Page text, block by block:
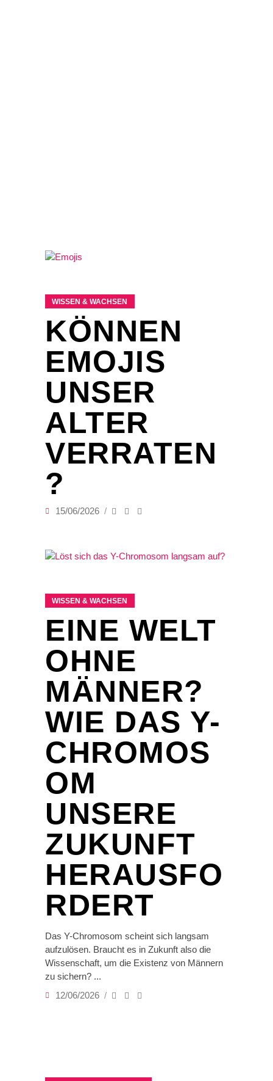
WISSEN & WACHSEN
KÖNNEN
EMOJIS
UNSER
ALTER
VERRATEN
?
15/06/2026
WISSEN & WACHSEN
EINE WELT
OHNE
MÄNNER?
WIE DAS Y-
CHROMOS
OM
UNSERE
ZUKUNFT
HERAUSFO
RDERT
Das Y-Chromosom scheint sich langsam
aufzulösen. Braucht es in Zukunft also die
Wissenschaft, um die Existenz von Männern
zu sichern?
12/06/2026